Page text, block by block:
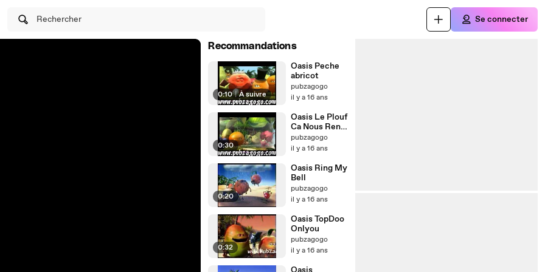
Rechercher Se connecter
Recommandations
0:10 | À suivre
Oasis Peche
abricot
pubzagogo
il y a 16 ans
0:30
Oasis Le Plouf
Ca Nous Rend
Ouf
pubzagogo
il y a 16 ans
0:20
Oasis Ring My
Bell
pubzagogo
il y a 16 ans
0:32
Oasis TopDoo
Onlyou
pubzagogo
il y a 16 ans